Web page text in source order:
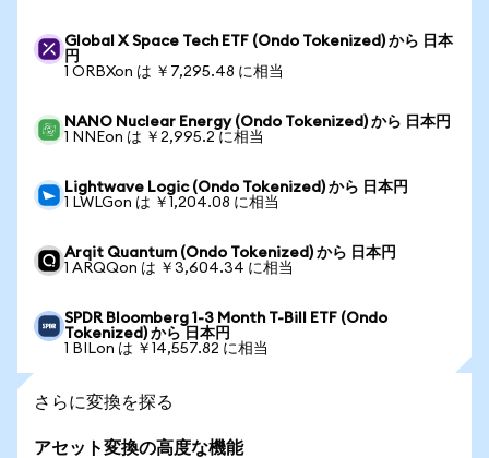
Global X Space Tech ETF (Ondo Tokenized) から 日本
円
1 ORBXon は ￥7,295.48 に相当
NANO Nuclear Energy (Ondo Tokenized) から 日本円
1 NNEon は ￥2,995.2 に相当
Lightwave Logic (Ondo Tokenized) から 日本円
1 LWLGon は ￥1,204.08 に相当
Arqit Quantum (Ondo Tokenized) から 日本円
1 ARQQon は ￥3,604.34 に相当
SPDR Bloomberg 1-3 Month T-Bill ETF (Ondo
Tokenized) から 日本円
1 BILon は ￥14,557.82 に相当
さらに変換を探る
アセット変換の高度な機能